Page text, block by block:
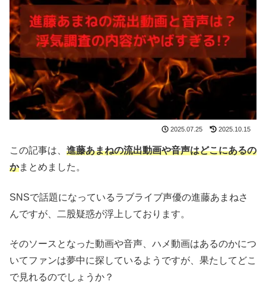
2025.07.25 2025.10.15
この記事は、 進藤あまねの流出動画や音声はどこにあるの
かまとめました。
SNSで話題になっているラブライブ声優の進藤あまねさ
んですが、二股疑惑が浮上しております。
そのソースとなった動画や音声、ハメ動画はあるのかにつ
いてファンは夢中に探しているようですが、果たしてどこ
で見れるのでしょうか？